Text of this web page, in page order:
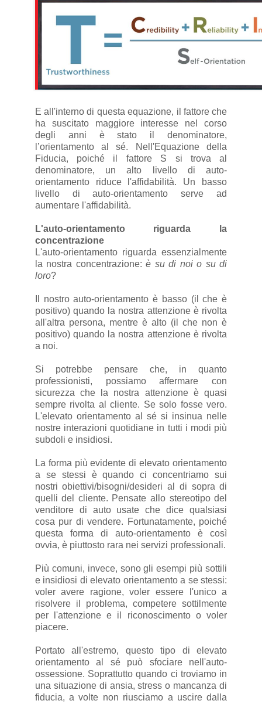
E all'interno di questa equazione, il fattore che
ha suscitato maggiore interesse nel corso
degli anni è stato il denominatore,
l’orientamento al sé. Nell'Equazione della
Fiducia, poiché il fattore S si trova al
denominatore, un alto livello di auto-
orientamento riduce l'affidabilità. Un basso
livello di auto-orientamento serve ad
aumentare l'affidabilità.
L'auto-orientamento riguarda la
concentrazione
L'auto-orientamento riguarda essenzialmente
la nostra concentrazione:è su di noi o su di
loro?
Il nostro auto-orientamento è basso (il che è
positivo) quando la nostra attenzione è rivolta
all'altra persona, mentre è alto (il che non è
positivo) quando la nostra attenzione è rivolta
a noi.
Si potrebbe pensare che, in quanto
professionisti, possiamo affermare con
sicurezza che la nostra attenzione è quasi
sempre rivolta al cliente. Se solo fosse vero.
L'elevato orientamento al sé si insinua nelle
nostre interazioni quotidiane in tutti i modi più
subdoli e insidiosi.
La forma più evidente di elevato orientamento
a se stessi è quando ci concentriamo sui
nostri obiettivi/bisogni/desideri al di sopra di
quelli del cliente. Pensate allo stereotipo del
venditore di auto usate che dice qualsiasi
cosa pur di vendere. Fortunatamente, poiché
questa forma di auto-orientamento è così
ovvia, è piuttosto rara nei servizi professionali.
Più comuni, invece, sono gli esempi più sottili
e insidiosi di elevato orientamento a se stessi:
voler avere ragione, voler essere l'unico a
risolvere il problema, competere sottilmente
per l'attenzione e il riconoscimento o voler
piacere.
Portato all'estremo, questo tipo di elevato
orientamento al sé può sfociare nell'auto-
ossessione. Soprattutto quando ci troviamo in
una situazione di ansia, stress o mancanza di
fiducia, a volte non riusciamo a uscire dalla